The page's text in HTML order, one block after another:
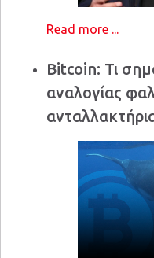
Read more ...
Bitcoin: Τι
αναλογίας